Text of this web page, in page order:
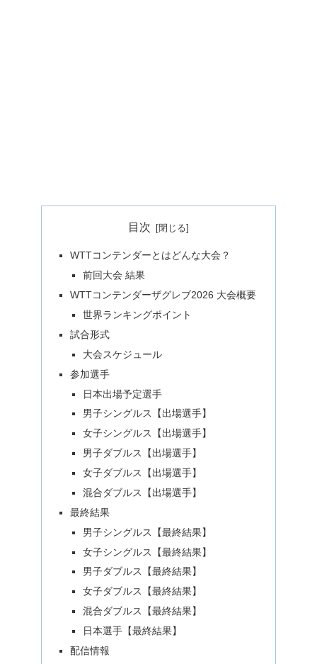
目次
WTTコンテンダーとはどんな大会？
前回大会 結果
WTTコンテンダーザグレブ2026 大会概要
世界ランキングポイント
試合形式
大会スケジュール
参加選手
日本出場予定選手
男子シングルス【出場選手】
女子シングルス【出場選手】
男子ダブルス【出場選手】
女子ダブルス【出場選手】
混合ダブルス【出場選手】
最終結果
男子シングルス【最終結果】
女子シングルス【最終結果】
男子ダブルス【最終結果】
女子ダブルス【最終結果】
混合ダブルス【最終結果】
日本選手【最終結果】
配信情報